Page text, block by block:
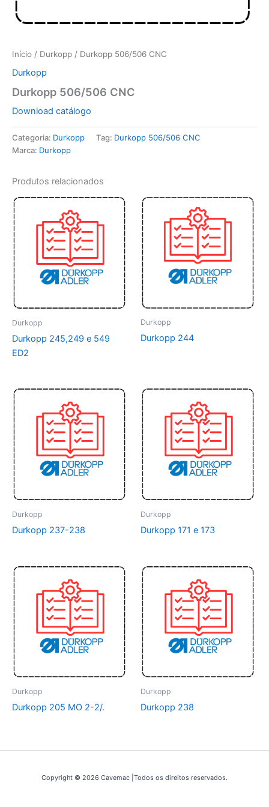
Início / Durkopp / Durkopp 506/506 CNC
Durkopp
Durkopp 506/506 CNC
Download catálogo
Categoria: Durkopp Tag: Durkopp 506/506 CNC
Marca: Durkopp
Produtos relacionados
Durkopp
Durkopp 245,249 e 549
ED2
Durkopp
Durkopp 244
Durkopp
Durkopp 237-238
Durkopp
Durkopp 171 e 173
Durkopp
Durkopp 205 MO 2-2/.
Durkopp
Durkopp 238
Copyright © 2026 Cavemac |Todos os direitos reservados.